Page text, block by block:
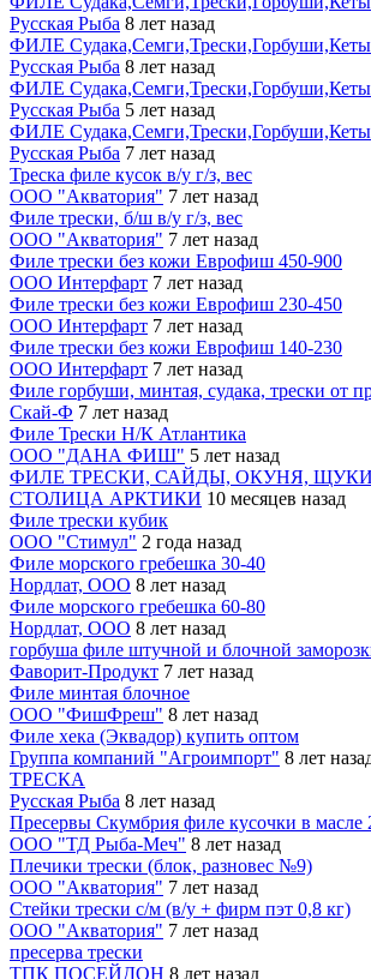
Русская Рыба 8 лет назад
ФИЛЕ Судака,Семги,Трески,Горбуши,Кеты
Русская Рыба 8 лет назад
ФИЛЕ Судака,Семги,Трески,Горбуши,Кеты
Русская Рыба 5 лет назад
ФИЛЕ Судака,Семги,Трески,Горбуши,Кеты
Русская Рыба 7 лет назад
Треска филе кусок в/у г/з, вес
ООО "Акватория" 7 лет назад
Филе трески, б/ш в/у г/з, вес
ООО "Акватория" 7 лет назад
Филе трески без кожи Еврофиш 450-900
OOO Интерфарт 7 лет назад
Филе трески без кожи Еврофиш 230-450
OOO Интерфарт 7 лет назад
Филе трески без кожи Еврофиш 140-230
OOO Интерфарт 7 лет назад
Филе горбуши, минтая, судака, трески от
Скай-Ф 7 лет назад
Филе Трески Н/К Атлантика
ООО "ДАНА ФИШ" 5 лет назад
ФИЛЕ ТРЕСКИ, САЙДЫ, ОКУНЯ,
СТОЛИЦА АРКТИКИ 10 месяцев назад
Филе трески кубик
ООО "Стимул" 2 года назад
Филе морского гребешка 30-40
Нордлат, ООО 8 лет назад
Филе морского гребешка 60-80
Нордлат, ООО 8 лет назад
горбуша филе штучной и блочной
Фаворит-Продукт 7 лет назад
Филе минтая блочное
ООО "ФишФреш" 8 лет назад
Филе хека (Эквадор) купить оптом
Группа компаний "Агроимпорт" 8 лет
ТРЕСКА
Русская Рыба 8 лет назад
Пресервы Скумбрия филе кусочки в масле
ООО "ТД Рыба-Меч" 8 лет назад
Плечики трески (блок, разновес №9)
ООО "Акватория" 7 лет назад
Стейки трески с/м (в/у + фирм пэт 0,8 кг)
ООО "Акватория" 7 лет назад
пресерва трески
ТПК ПОСЕЙДОН 8 лет назад